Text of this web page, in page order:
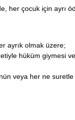
çocuk için ayrı
ayrık olmak üzere;
hüküm giymesi
veya her ne